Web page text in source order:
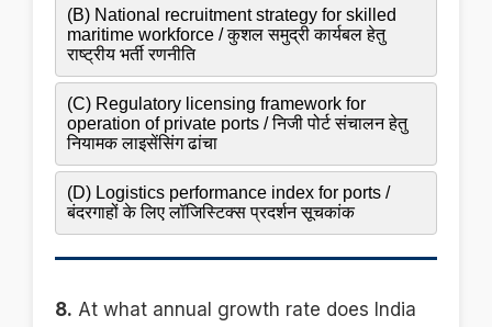
(B) National recruitment strategy for skilled
maritime workforce / कुशल समुद्री कार्यबल हेतु
राष्ट्रीय भर्ती रणनीति
(C) Regulatory licensing framework for
operation of private ports / निजी पोर्ट संचालन हेतु
नियामक लाइसेंसिंग ढांचा
(D) Logistics performance index for ports /
बंदरगाहों के लिए लॉजिस्टिक्स प्रदर्शन सूचकांक
8. At what annual growth rate does India